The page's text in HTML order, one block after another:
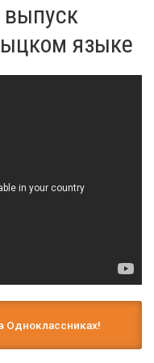
языке
Одноклассниках!